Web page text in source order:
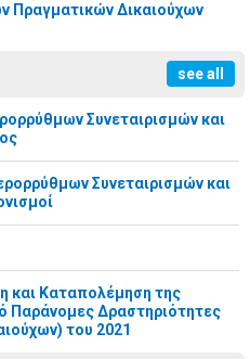
Πραγματικών Δικαιούχων
see all
Συνεταιρισμών και
Συνεταιρισμών και
και Καταπολέμηση της
Παράνομες Δραστηριότητες
του 2021